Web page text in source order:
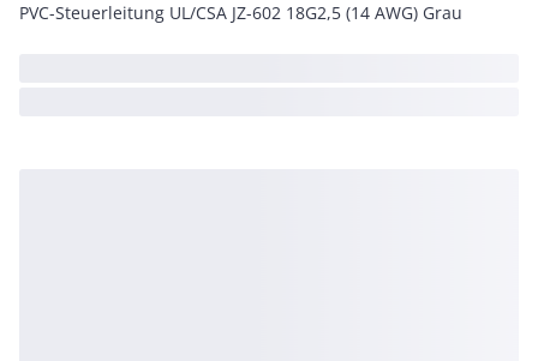
PVC-Steuerleitung UL/CSA JZ-602 18G2,5 (14 AWG) Grau